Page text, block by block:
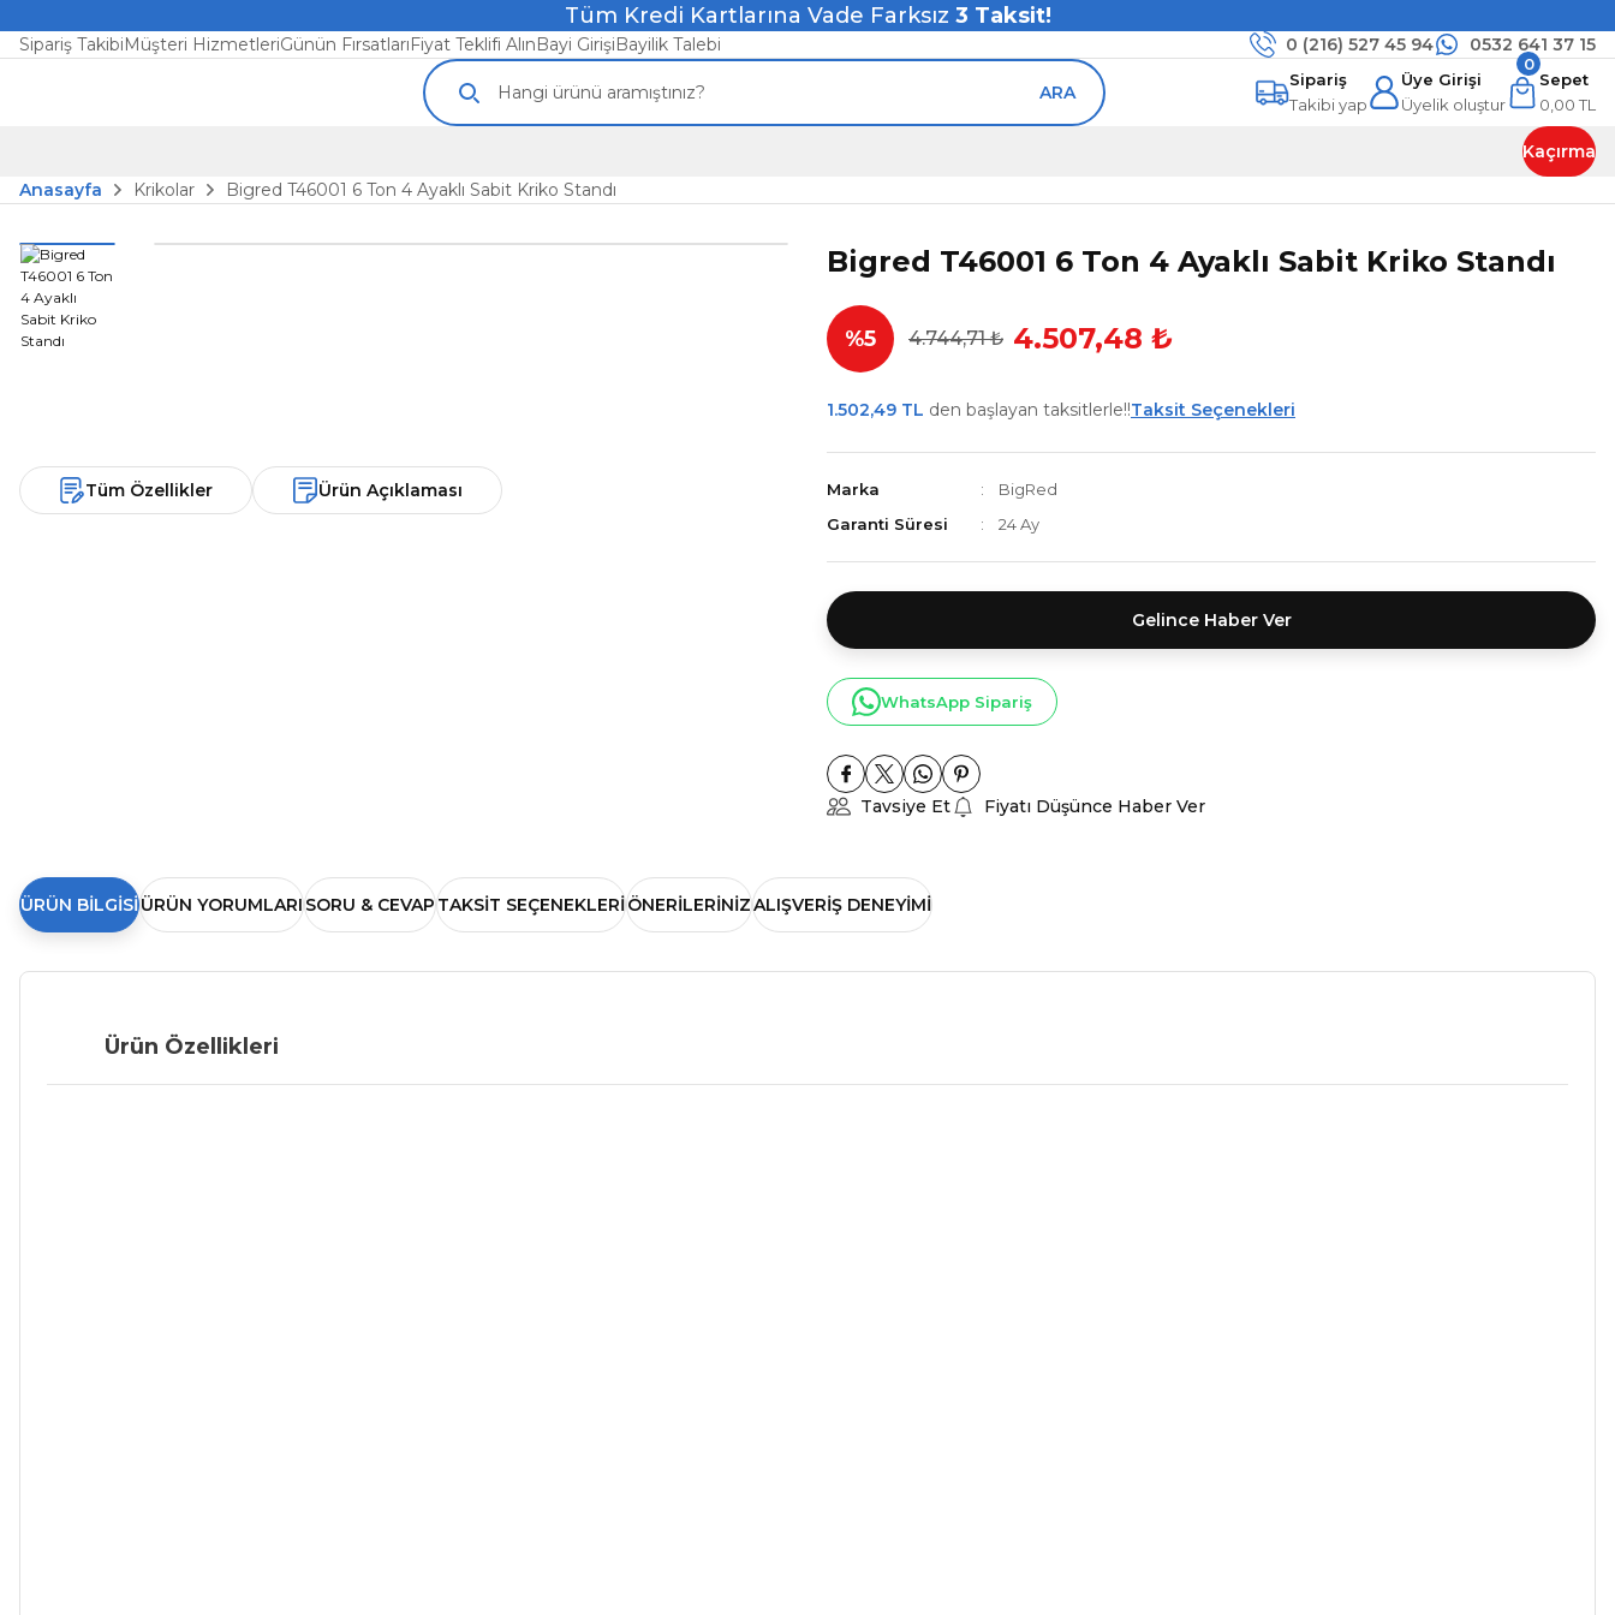
Tüm Kredi Kartlarına Vade Farksız 3 Taksit!
Sipariş TakibiMüşteri HizmetleriGünün FırsatlarıFiyat Teklifi AlınBayi GirişiBayilik Talebi 0 (216) 527 45 94 0532 641 37 15
ARA
Sipariş
Takibi yap
Üye Girişi
Üyelik oluştur
Sepet
0,00 TL
0
Kaçırma
Anasayfa
Krikolar Bigred T46001 6 Ton 4 Ayaklı Sabit Kriko Standı
Tüm Özellikler Ürün Açıklaması
Bigred T46001 6 Ton 4 Ayaklı Sabit Kriko Standı
%5 4.744,71 ₺ 4.507,48 ₺
1.502,49 TL den başlayan taksitlerle!!Taksit Seçenekleri
Marka
BigRed
Garanti Süresi
24 Ay
Gelince Haber Ver
WhatsApp Sipariş
Tavsiye Et Fiyatı Düşünce Haber Ver
ÜRÜN BILGISI ÜRÜN YORUMLARISORU & CEVAPTAKSIT SEÇENEKLERIÖNERILERINIZALIŞVERIŞ DENEYIMI
Ürün Özellikleri